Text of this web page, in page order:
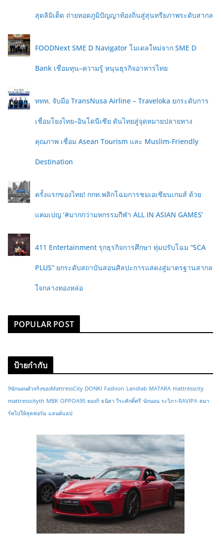
สุดลิมิเต็ด ถ่ายทอดภูมิปัญญาท้องถิ่นสู่สุนทรียภาพระดับสากล
FOODNext SME D Navigator โมเดลใหม่จาก SME D
Bank เชื่อมทุน–ความรู้ หนุนธุรกิจอาหารไทย
ททท. จับมือ TransNusa Airline – Traveloka ยกระดับการ
เชื่อมโยงไทย–อินโดนีเซีย ดันไทยสู่จุดหมายปลายทาง
คุณภาพ เชื่อม Asean Tourism และ Muslim-Friendly
Destination
ครั้งแรกของไทย! กกท.พลิกโฉมการชมเอเชียนเกมส์ ด้วย
แคมเปญ ‘#มากกว่ามหกรรมกีฬา ALL IN ASIAN GAMES’
411 Entertainment รุกธุรกิจการศึกษา ทุ่มปรับโฉม “SCA
PLUS” ยกระดับสถาบันสอนศิลปะการแสดงสู่มาตรฐานสากล
ใจกลางทองหล่อ
POPULAR POST
ป้ายกำกับ
9นักนอนตัวจริงของMattressCity DONKI Fashion Landlab MATARA mattresscity
mattresscityth MBK OPPOA95 ดองกิ ธนิสา วีระศักดิ์ศรี นักนอน ระวิภา-RAVIPA สมา
ร์ทไปให้สุดฟอร์ม แลนด์แลป